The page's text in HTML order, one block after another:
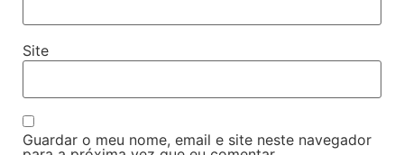
Site
Guardar o meu nome, email e site neste navegador